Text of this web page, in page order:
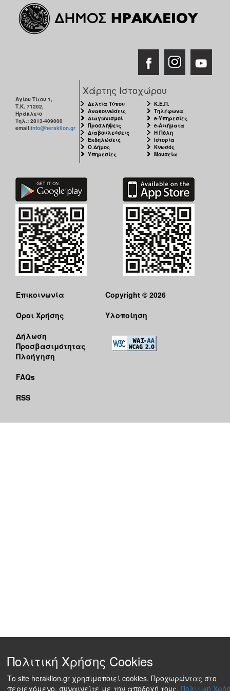
ΑΝΘΕΚΤΙΚΗ
ΠΟΛΗ
Αγίου Τίτου 1,
Τ.Κ. 71202,
Ηράκλειο
Τηλ.: 2813-409000
email:info@heraklion.gr
Χάρτης Ιστοχώρου
Δελτία Τύπου
Ανακοινώσεις
Διαγωνισμοί
Προσλήψεις
Διαβουλεύσεις
Εκδηλώσεις
Ο Δήμος
Υπηρεσίες
Κ.Ε.Π.
Τηλέφωνα
e-Υπηρεσίες
e-Αιτήματα
Η Πόλη
Ιστορία
Κνωσός
Μουσεία
Επικοινωνία
Όροι Χρήσης
Δήλωση
Προσβασιμότητας
Πλοήγηση
FAQs
RSS
Copyright © 2026
Υλοποίηση
Πολιτική Χρήσης Cookies
Το site heraklion.gr χρησιμοποιεί cookies. Προχωρώντας στο
περιεχόμενο, συναινείτε με την αποδοχή τους. Πολιτική